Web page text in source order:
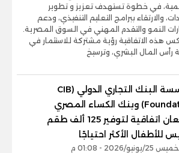
في خطوة تستهدف تعزيز و تطوير
والارتقاء ببرامج التعليم التنفيذي، ودعم
النمو والتقدم المهني في السوق المصرية.
هذه الاتفاقية رؤية مشتركة للاستثمار في
رأس المال البشري، وترسيخ
مؤسسة البنك التجاري الدولي (CIB
Foundation) وبنك الكساء المصري
يوقعان اتفاقية لتوفير 125 ألف طقم
للأطفال الأكثر احتياجًا
25/يونيو/2026 - 01:08 م